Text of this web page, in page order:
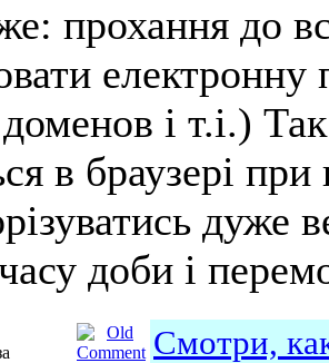
прохання до
і т.і.)
в браузері
доби і
Смотри,